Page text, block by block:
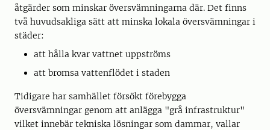
åtgärder som minskar översvämningarna där. Det finns
två huvudsakliga sätt att minska lokala översvämningar i
städer:
att hålla kvar vattnet uppströms
att bromsa vattenflödet i staden
Tidigare har samhället försökt förebygga
översvämningar genom att anlägga "grå infrastruktur"
vilket innebär tekniska lösningar som dammar, vallar